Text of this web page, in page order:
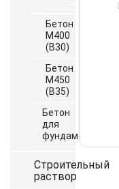
Бетон
М400
(B30)
Бетон
М450
(B35)
Бетон
для
фундамента
Строительный
раствор